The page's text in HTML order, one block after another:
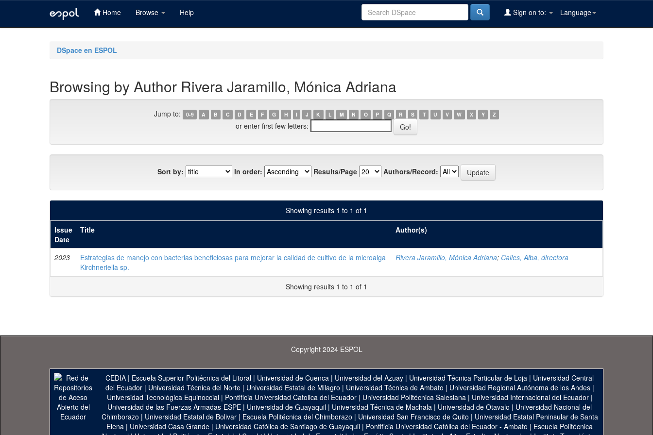
Home Browse Help Language
Sign on to:
DSpace en ESPOL
Browsing by Author Rivera Jaramillo, Mónica Adriana
Jump to: 0-9 A B C D E F G H I J K L M N O P Q R S T U V W X Y Z
or enter first few letters:
Sort by: In order: Results/Page Authors/Record:
Showing results 1 to 1 of 1
Issue
Date
Title Author(s)
2023
Estrategias de manejo con bacterias beneficiosas para mejorar la calidad de cultivo de la microalga
Kirchneriella sp.
Rivera Jaramillo, Mónica Adriana; Calles, Alba, directora
Showing results 1 to 1 of 1
Copyright 2024 ESPOL
CEDIA | Escuela Superior Politécnica del Litoral | Universidad de Cuenca | Universidad del Azuay | Universidad Técnica Particular de Loja | Universidad Central
del Ecuador| Universidad Técnica del Norte| Universidad Estatal de Milagro | Universidad Técnica de Ambato | Universidad Regional Autónoma de los Andes|
Universidad Tecnológica Equinoccial| Pontificia Universidad Catolica del Ecuador| Universidad Politécnica Salesiana| Universidad Internacional del Ecuador|
Universidad de las Fuerzas Armadas-ESPE | Universidad de Guayaquil | Universidad Técnica de Machala | Universidad de Otavalo | Universidad Nacional del
Chimborazo | Universidad Estatal de Bolivar| Escuela Politécnica del Chimborazo | Universidad San Francisco de Quito | Universidad Estatal Peninsular de Santa
Elena | Universidad Casa Grande | Universidad Católica de Santiago de Guayaquil | Pontificia Universidad Católica del Ecuador - Ambato | Escuela Politécnica